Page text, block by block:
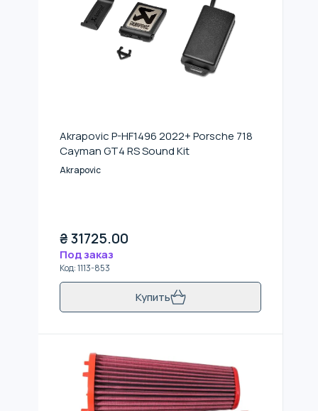
Akrapovic P-HF1496 2022+ Porsche 718
Cayman GT4 RS Sound Kit
Akrapovic
₴31725.00
Под заказ
Код:1113-853
Купить